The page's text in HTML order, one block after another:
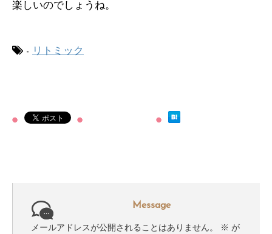
楽しいのでしょうね。
- リトミック
Message
メールアドレスが公開されることはありません。 ※ が